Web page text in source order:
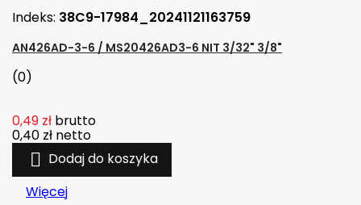
Indeks: 38C9-17984_20241121163759
AN426AD-3-6 / MS20426AD3-6 NIT 3/32" 3/8"
(0)
0,49 zł brutto
0,40 zł netto
 Dodaj do koszyka
Więcej